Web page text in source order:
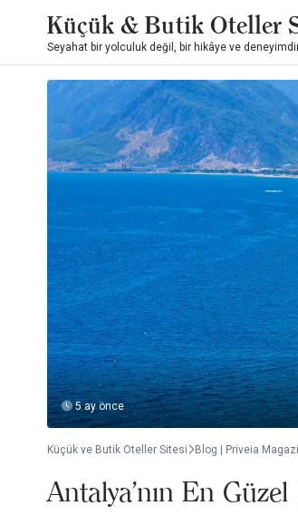
Küçük & Butik Oteller
Seyahat bir yolculuk değil, bir hikâye ve
5 ay önce
Küçük ve Butik Oteller Sitesi Blog | Priveia
Antalya’nın En